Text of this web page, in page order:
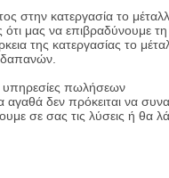
στην κατεργασία το
μας να επιβραδύνουμε τη
της κατεργασίας το
δαπανών.
υπηρεσίες πωλήσεων
δεν πρόκειται να
σε σας τις λύσεις ή θα